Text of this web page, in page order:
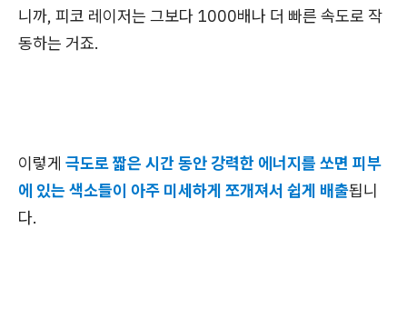
니까, 피코 레이저는 그보다 1000배나 더 빠른 속도로 작
동하는 거죠.
이렇게 극도로 짧은 시간 동안 강력한 에너지를 쏘면 피부
에 있는 색소들이 아주 미세하게 쪼개져서 쉽게 배출됩니
다.